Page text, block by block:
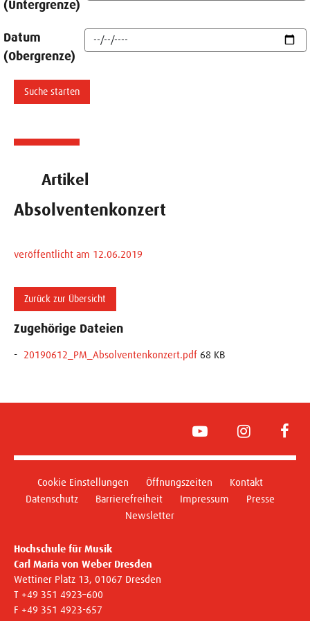
(Untergrenze)
Datum
(Obergrenze)
Artikel
Absolventenkonzert
veröffentlicht am 12.06.2019
Zurück zur Übersicht
Zugehörige Dateien
20190612_PM_Absolventenkonzert.pdf 68 KB
YouTube Instagram
Cookie Einstellungen Öffnungszeiten
Kontakt
Datenschutz
Barrierefreiheit Impressum
Presse
Newsletter
Hochschule für Musik
Carl Maria von Weber Dresden
Wettiner Platz 13, 01067 Dresden
T +49 351 4923–600
F +49 351 4923-657